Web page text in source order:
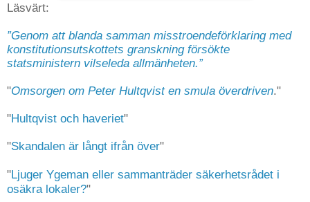
Läsvärt:
”Genom att blanda samman misstroendeförklaring med
konstitutionsutskottets granskning försökte
statsministern vilseleda allmänheten.”
"Omsorgen om Peter Hultqvist en smula överdriven."
"Hultqvist och haveriet"
"Skandalen är långt ifrån över"
"Ljuger Ygeman eller sammanträder säkerhetsrådet i
osäkra lokaler?"